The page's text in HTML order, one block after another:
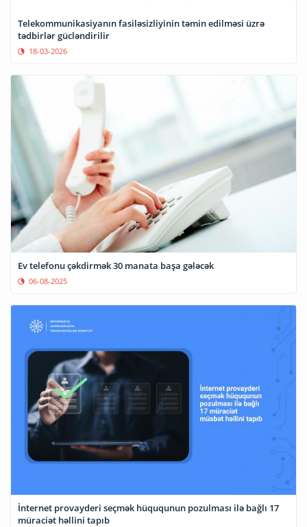
Telekommunikasiyanın fasiləsizliyinin təmin edilməsi üzrə
tədbirlər gücləndirilir
18-03-2026
Ev telefonu çəkdirmək 30 manata başa gələcək
06-08-2025
İnternet provayderi seçmək hüququnun pozulması ilə bağlı 17
müraciət həllini tapıb